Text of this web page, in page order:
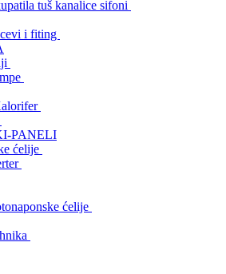
tuš kanalice sifoni
i fiting
PANELI
ćelije
ćelije